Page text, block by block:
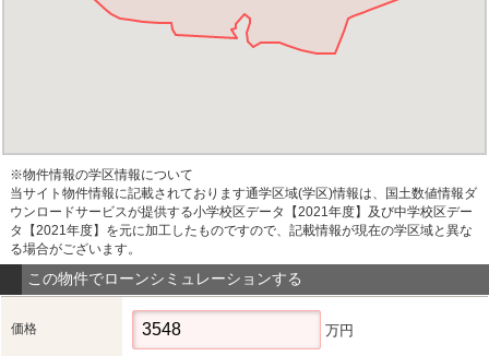
※物件情報の学区情報について
当サイト物件情報に記載されております通学区域(学区)情報は、国土数値情報ダ
ウンロードサービスが提供する小学校区データ【2021年度】及び中学校区デー
タ【2021年度】を元に加工したものですので、記載情報が現在の学区域と異な
る場合がございます。
この物件でローンシミュレーションする
価格 万円